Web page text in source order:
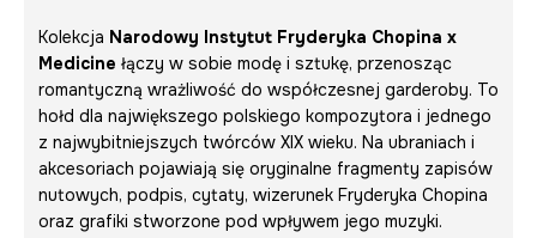
Kolekcja Narodowy Instytut Fryderyka Chopina x
Medicine łączy w sobie modę i sztukę, przenosząc
romantyczną wrażliwość do współczesnej garderoby. To
hołd dla największego polskiego kompozytora i jednego
z najwybitniejszych twórców XIX wieku. Na ubraniach i
akcesoriach pojawiają się oryginalne fragmenty zapisów
nutowych, podpis, cytaty, wizerunek Fryderyka Chopina
oraz grafiki stworzone pod wpływem jego muzyki.